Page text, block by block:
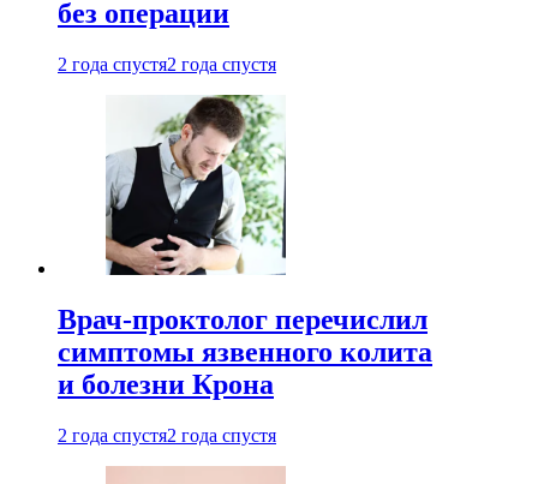
без операции
2 года спустя2 года спустя
Врач-проктолог перечислил
симптомы язвенного колита
и болезни Крона
2 года спустя2 года спустя